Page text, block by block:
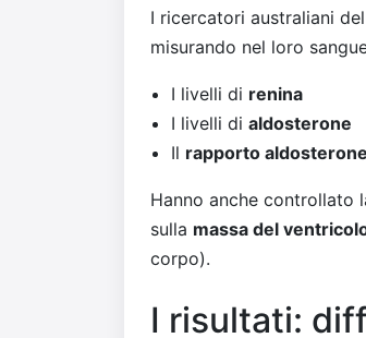
I ricercatori australiani del
misurando nel loro
I livelli di renina
I livelli dialdosterone
Il rapporto
Hanno anche controllato
sulla massa del
corpo).
I risultati: